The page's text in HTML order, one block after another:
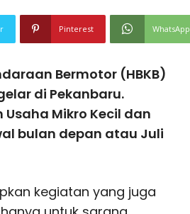
Pinterest WhatsApp
Bermotor (HBKB)
di Pekanbaru.
Mikro Kecil dan
bulan depan atau Juli
kegiatan yang juga